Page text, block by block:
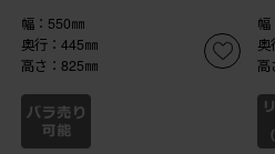
幅：550㎜
奥行：445㎜
高さ：825㎜
幅
奥
高